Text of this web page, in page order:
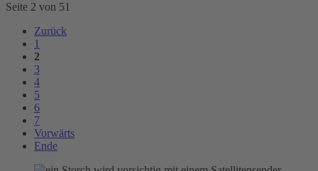
Seite 2 von 51
Zurück
1
2
3
4
5
6
7
Vorwärts
Ende